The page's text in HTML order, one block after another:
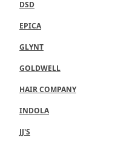
DSD
EPICA
GLYNT
GOLDWELL
HAIR COMPANY
INDOLA
JJ'S